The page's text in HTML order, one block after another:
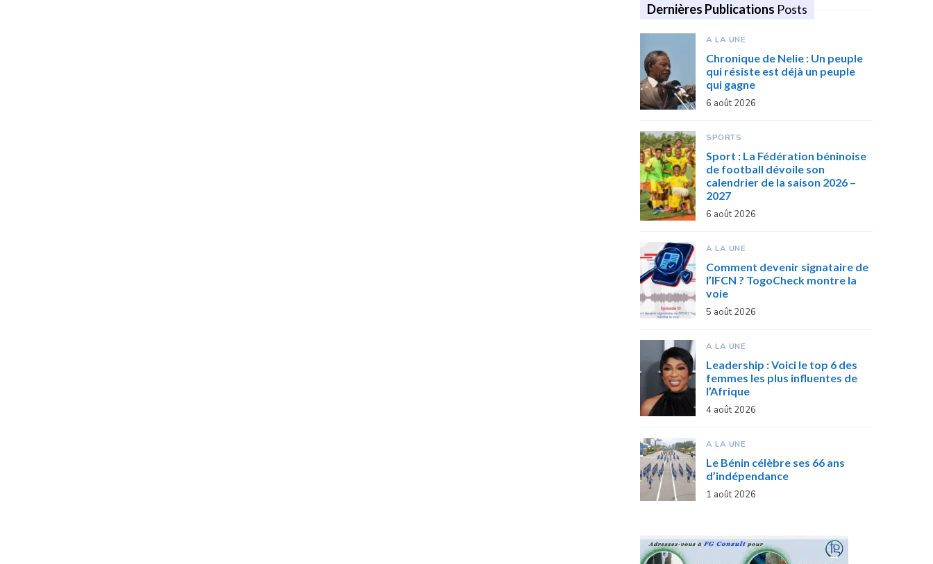
Dernières Publications Posts
A LA UNE
Chronique de Nelie : Un peuple
qui résiste est déjà un peuple
qui gagne
6 août 2026
SPORTS
Sport : La Fédération béninoise
de football dévoile son
calendrier de la saison 2026 –
2027
6 août 2026
A LA UNE
Comment devenir signataire de
l’IFCN ? TogoCheck montre la
voie
5 août 2026
A LA UNE
Leadership : Voici le top 6 des
femmes les plus influentes de
l’Afrique
4 août 2026
A LA UNE
Le Bénin célèbre ses 66 ans
d’indépendance
1 août 2026